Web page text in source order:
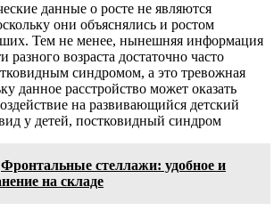
данные о росте не являются
они объяснялись и ростом
Тем не менее, нынешняя информация
разного возраста достаточно часто
синдромом, а это тревожная
данное расстройство может оказать
на развивающийся детский
у детей, постковидный синдром
Фронтальные стеллажи: удобное и
на складе